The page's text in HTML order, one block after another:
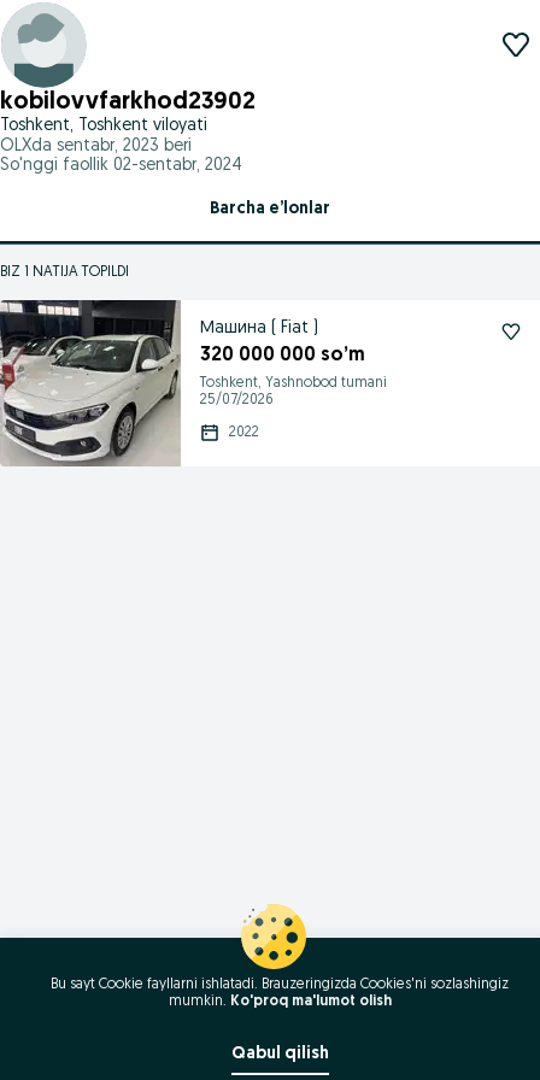
kobilovvfarkhod23902
Toshkent, Toshkent viloyati
OLXda sentabr, 2023 beri
So'nggi faollik 02-sentabr, 2024
Barcha e’lonlar
BIZ 1 NATIJA TOPILDI
Машина ( Fiat )
320 000 000 so’m
Toshkent, Yashnobod tumani
25/07/2026
2022
Bu sayt Cookie fayllarni ishlatadi. Brauzeringizda Cookies'ni sozlashingiz
mumkin. Ko'proq ma'lumot olish
Qabul qilish